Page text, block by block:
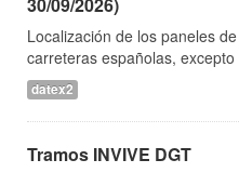
Localización de los paneles
carreteras españolas,
datex2
Tramos INVIVE DGT